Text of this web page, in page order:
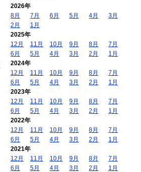
2026年
8月
7月 6月 5月 4月
3月
2月
1月
2025年
12月
11月 10月 9月 8月
7月
6月
5月 4月 3月 2月
1月
2024年
12月
11月 10月 9月 8月
7月
6月
5月 4月 3月 2月
1月
2023年
12月
11月 10月 9月 8月
7月
6月
5月 4月 3月 2月
1月
2022年
12月
11月 10月 9月 8月
7月
6月
5月 4月 3月 2月
1月
2021年
12月
11月 10月 9月 8月
7月
6月
5月 4月 3月 2月
1月